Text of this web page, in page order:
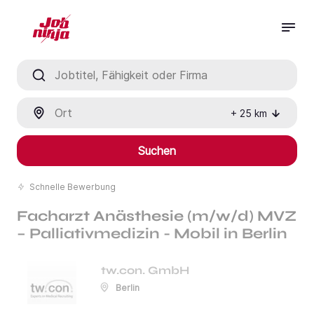
+ 25 km
Suchen
Schnelle Bewerbung
Facharzt Anästhesie (m/w/d) MVZ
– Palliativmedizin - Mobil in Berlin
tw.con. GmbH
Berlin